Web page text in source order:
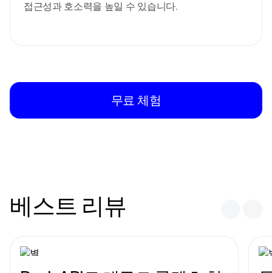
접근성과 호소력을 높일 수 있습니다.
무료 체험
베스트 리뷰